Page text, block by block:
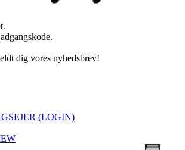
dig vores nyhedsbrev!
(LOGIN)